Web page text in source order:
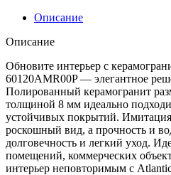
Описание
Описание
Обновите интерьер с
60120AMR00P — элегантное
Полированный керамогранит
толщиной 8 мм идеально
устойчивых покрытий.
роскошный вид, а прочность и
долговечность и легкий уход.
помещений, коммерческих
интерьер неповторимым с